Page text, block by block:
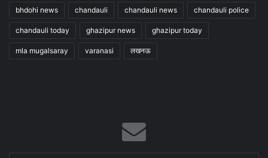
bhdohi news chandauli chandauli news chandauli police
chandauli today ghazipur news ghazipur today
mla mugalsaray varanasi लखनऊ